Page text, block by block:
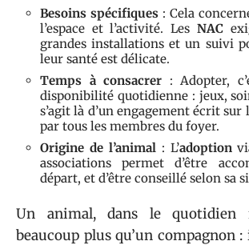
Besoins spécifiques : Cela
l’espace et l’activité. Les NAC
grandes installations et un suivi
leur santé est délicate.
Temps à consacrer : Adopter,
disponibilité quotidienne : jeux,
s’agit là d’un engagement écrit sur
par tous les membres du foyer.
Origine de l’animal : L’adoption
associations permet d’être
départ, et d’être conseillé selon sa
Un animal, dans le quotidien
beaucoup plus qu’un compagnon